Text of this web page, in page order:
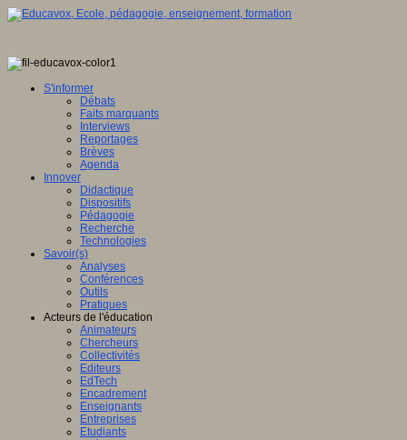
S'informer
Débats
Faits marquants
Interviews
Reportages
Brèves
Agenda
Innover
Didactique
Dispositifs
Pédagogie
Recherche
Technologies
Savoir(s)
Analyses
Conférences
Outils
Pratiques
Acteurs de l'éducation
Animateurs
Chercheurs
Collectivités
Editeurs
EdTech
Encadrement
Enseignants
Entreprises
Etudiants